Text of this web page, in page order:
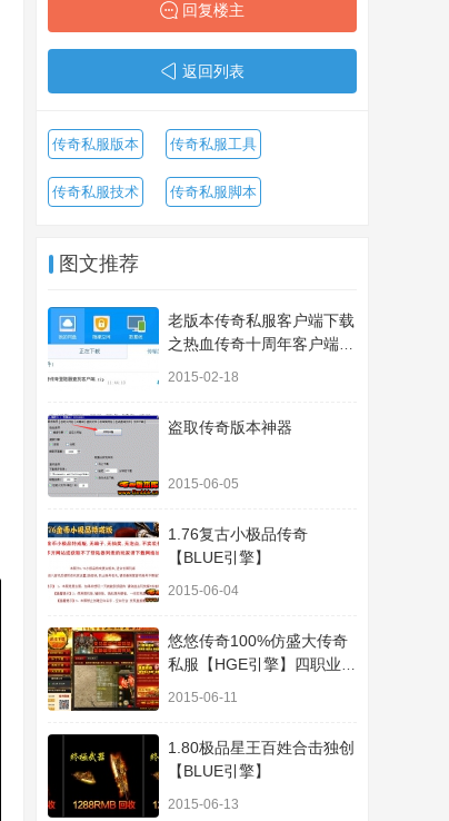
回复楼主
返回列表
传奇私服版本 传奇私服工具
传奇私服技术 传奇私服脚本
图文推荐
老版本传奇私服客户端下载
之热血传奇十周年客户端下
2015-02-18
盗取传奇版本神器
2015-06-05
1.76复古小极品传奇
【BLUE引擎】
2015-06-04
悠悠传奇100%仿盛大传奇
私服【HGE引擎】四职业疯
2015-06-11
1.80极品星王百姓合击独创
【BLUE引擎】
2015-06-13